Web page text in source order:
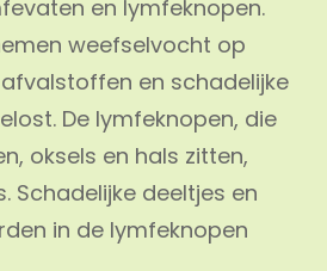
en lymfeknopen.
weefselvocht op
en schadelijke
De lymfeknopen, die
oksels en hals zitten,
Schadelijke deeltjes en
in de lymfeknopen